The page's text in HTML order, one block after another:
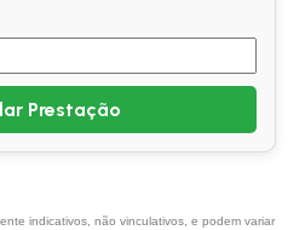
Prestação
indicativos, não vinculativos, e podem variar